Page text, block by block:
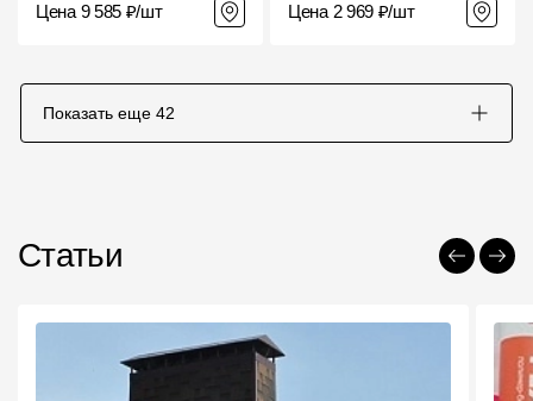
Цена 9 585 ₽/шт Цена 2 969 ₽/шт
Показать еще 42
Статьи